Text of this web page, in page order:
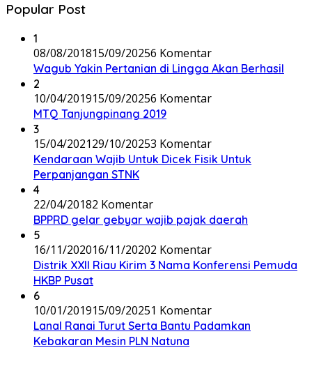
Popular Post
1
08/08/201815/09/20256 Komentar
Wagub Yakin Pertanian di Lingga Akan Berhasil
2
10/04/201915/09/20256 Komentar
MTQ Tanjungpinang 2019
3
15/04/202129/10/20253 Komentar
Kendaraan Wajib Untuk Dicek Fisik Untuk
Perpanjangan STNK
4
22/04/20182 Komentar
BPPRD gelar gebyar wajib pajak daerah
5
16/11/202016/11/20202 Komentar
Distrik XXII Riau Kirim 3 Nama Konferensi Pemuda
HKBP Pusat
6
10/01/201915/09/20251 Komentar
Lanal Ranai Turut Serta Bantu Padamkan
Kebakaran Mesin PLN Natuna